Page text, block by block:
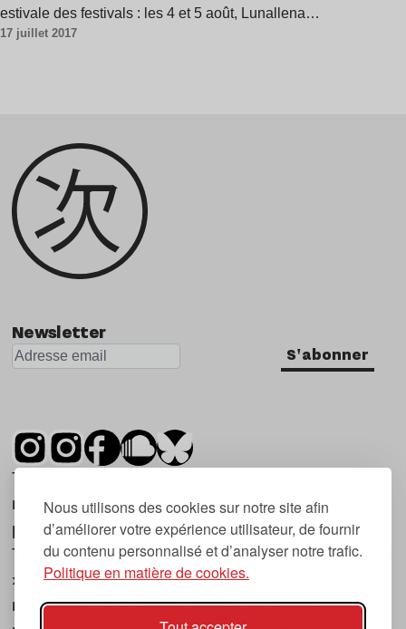
Nous utilisons des cookies sur notre site afin
d’améliorer votre expérience utilisateur, de fournir
du contenu personnalisé et d’analyser notre trafic.
Politique en matière de cookies.
estivale des festivals : les 4 et 5 août, Lunallena…
17 juillet 2017
Newsletter
S'abonner
Tsugi est un mensuel indépendant sur la
musique et les nouvelles tendances, dont la
première parution date de 2007.
Tsugi en japonais signifie « prochain », « suivant
», ce qui correspond à la thématique du
magazine, à l’affût des nouvelles tendances